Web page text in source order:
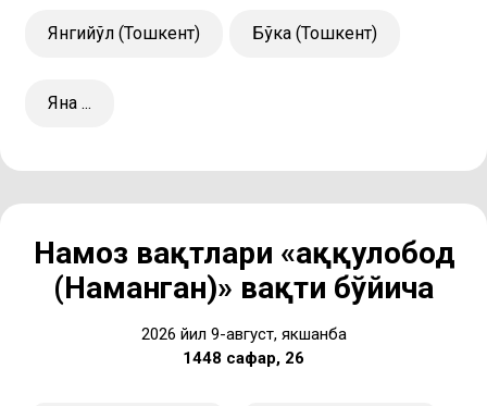
Янгийўл (Тошкент) Бўка (Тошкент)
Яна ...
Намоз вақтлари «Ҳаққулобод
(Наманган)» вақти бўйича
2026 йил 9-август, якшанба
1448 сафар, 26